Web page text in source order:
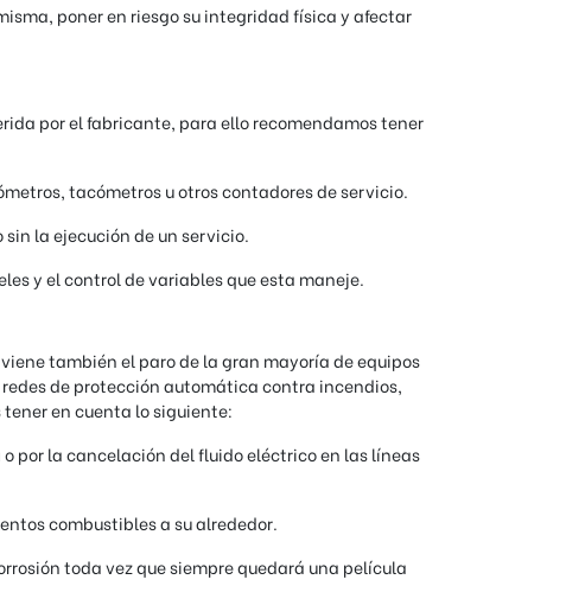
poner en riesgo su integridad física y afectar
por el fabricante, para ello recomendamos tener
tacómetros u otros contadores de servicio.
la ejecución de un servicio.
y el control de variables que esta maneje.
también el paro de la gran mayoría de equipos
de protección automática contra incendios,
en cuenta lo siguiente:
por la cancelación del fluido eléctrico en las líneas
combustibles a su alrededor.
toda vez que siempre quedará una película